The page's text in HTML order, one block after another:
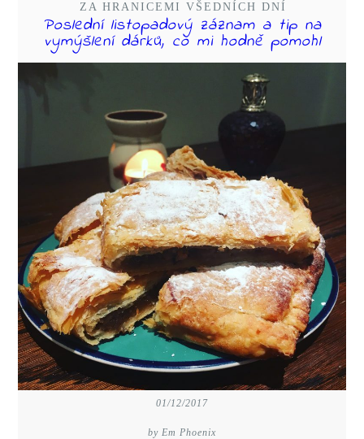
ZA HRANICEMI VŠEDNÍCH DNÍ
Poslední listopadový záznam a tip na
vymýšlení dárků, co mi hodně pomohl
01/12/2017
by Em Phoenix